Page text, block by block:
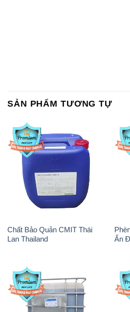
SẢN PHẨM TƯƠNG TỰ
Chất Bảo Quản CMIT Thái
Lan Thailand
Ấn